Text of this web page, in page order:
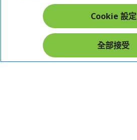
本網站提供之安全支付：
Cookie 設定
全部接受